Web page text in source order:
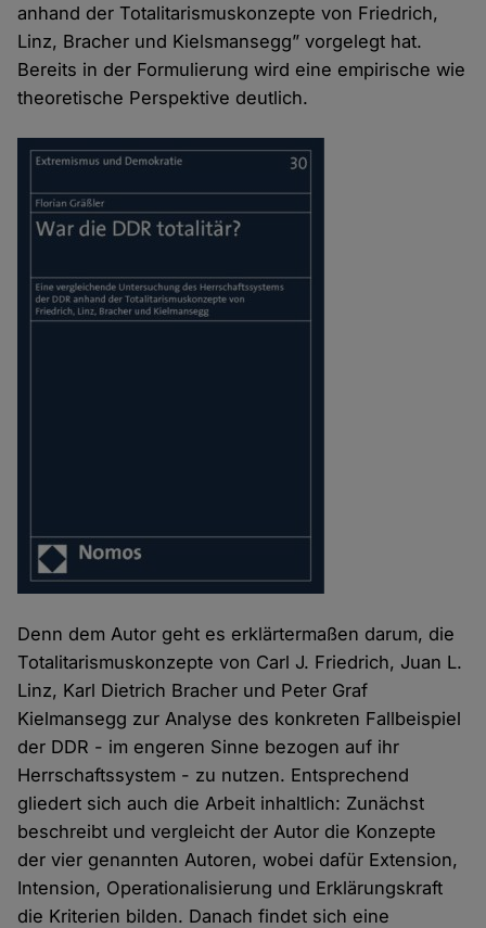
anhand der Totalitarismuskonzepte von Friedrich,
Linz, Bracher und Kielsmansegg” vorgelegt hat.
Bereits in der Formulierung wird eine empirische wie
theoretische Perspektive deutlich.
Denn dem Autor geht es erklärtermaßen darum, die
Totalitarismuskonzepte von Carl J. Friedrich, Juan L.
Linz, Karl Dietrich Bracher und Peter Graf
Kielmansegg zur Analyse des konkreten Fallbeispiel
der DDR - im engeren Sinne bezogen auf ihr
Herrschaftssystem - zu nutzen. Entsprechend
gliedert sich auch die Arbeit inhaltlich: Zunächst
beschreibt und vergleicht der Autor die Konzepte
der vier genannten Autoren, wobei dafür Extension,
Intension, Operationalisierung und Erklärungskraft
die Kriterien bilden. Danach findet sich eine